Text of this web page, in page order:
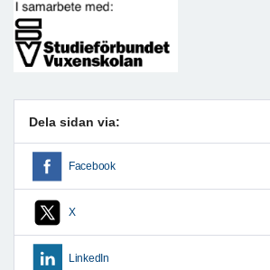
Dela sidan via:
Facebook
X
LinkedIn